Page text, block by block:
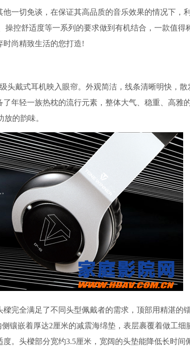
切免谈，在保证其高品质的音乐效果的情况下，
控舒适度等一系列的要求做到有机结合，一款值得
尚精致生活的您打造!
戴式耳机映入眼帘。外观简洁，线条清晰明快，散
年轻一族热枕的流行元素，整体大气、稳重、高雅
的韵味。
全满足了不同头型佩戴者的需求，顶部用精湛的
镶嵌着厚达2厘米的减震海绵垫，表层裹覆着做工细
。头樑部分宽约3.5厘米，宽阔的头垫能降低长时间